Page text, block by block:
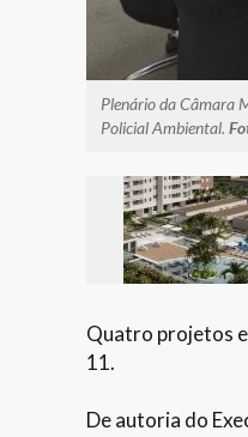
Plenário da Câmara
Policial Ambiental.
Quatro projetos
11.
De autoria do